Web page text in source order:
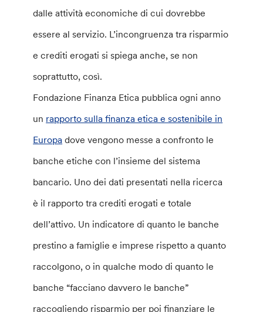
dalle attività economiche di cui dovrebbe
essere al servizio. L’incongruenza tra risparmio
e crediti erogati si spiega anche, se non
soprattutto, così.
Fondazione Finanza Etica pubblica ogni anno
un rapporto sulla finanza etica e sostenibile in
Europa dove vengono messe a confronto le
banche etiche con l’insieme del sistema
bancario. Uno dei dati presentati nella ricerca
è il rapporto tra crediti erogati e totale
dell’attivo. Un indicatore di quanto le banche
prestino a famiglie e imprese rispetto a quanto
raccolgono, o in qualche modo di quanto le
banche “facciano davvero le banche”
raccogliendo risparmio per poi finanziare le